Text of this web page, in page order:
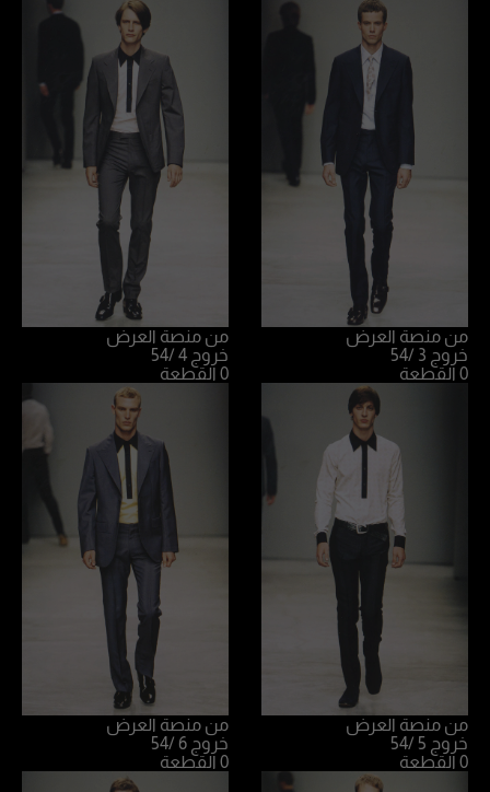
من منصة العرض
خروج 3
/54
0 القطعة
من منصة العرض
خروج 4
/54
0 القطعة
من منصة العرض
خروج 5
/54
0 القطعة
من منصة العرض
خروج 6
/54
0 القطعة